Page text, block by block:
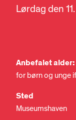
Lørdag den
Anbefalet alder:
for børn og unge
Sted
Museumshaven